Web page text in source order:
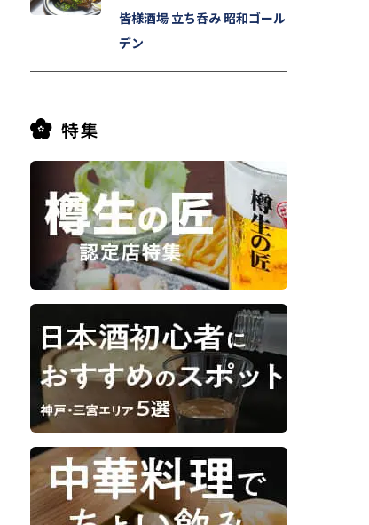
皆様酒場 立ち呑み 昭和ゴール
デン